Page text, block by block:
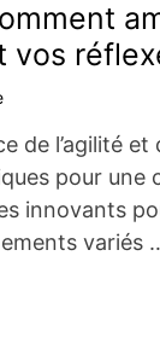
vos
de l’agilité et
pour une
innovants
variés